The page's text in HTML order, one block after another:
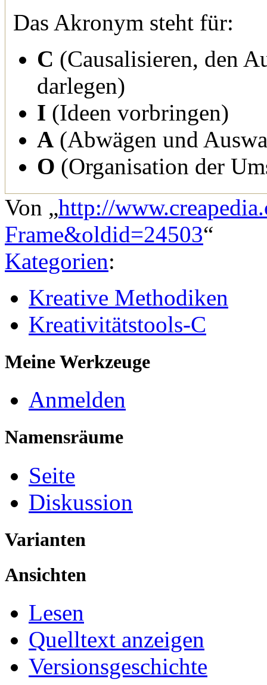
Das Akronym steht für:
C (Causalisieren, den
darlegen)
I (Ideen vorbringen)
A(Abwägen und
O (Organisation der
Von „http://
Frame&oldid=24503“
Kategorien:
Kreative Methodiken
Kreativitätstools-C
Meine Werkzeuge
Anmelden
Namensräume
Seite
Diskussion
Varianten
Ansichten
Lesen
Quelltext anzeigen
Versionsgeschichte